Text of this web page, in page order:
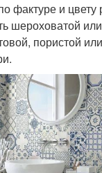
фактуре и цвету
шероховатой
пористой